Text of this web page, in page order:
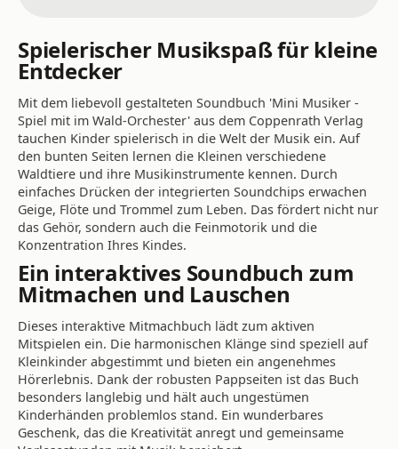
Spielerischer Musikspaß für kleine
Entdecker
Mit dem liebevoll gestalteten Soundbuch 'Mini Musiker -
Spiel mit im Wald-Orchester' aus dem Coppenrath Verlag
tauchen Kinder spielerisch in die Welt der Musik ein. Auf
den bunten Seiten lernen die Kleinen verschiedene
Waldtiere und ihre Musikinstrumente kennen. Durch
einfaches Drücken der integrierten Soundchips erwachen
Geige, Flöte und Trommel zum Leben. Das fördert nicht nur
das Gehör, sondern auch die Feinmotorik und die
Konzentration Ihres Kindes.
Ein interaktives Soundbuch zum
Mitmachen und Lauschen
Dieses interaktive Mitmachbuch lädt zum aktiven
Mitspielen ein. Die harmonischen Klänge sind speziell auf
Kleinkinder abgestimmt und bieten ein angenehmes
Hörerlebnis. Dank der robusten Pappseiten ist das Buch
besonders langlebig und hält auch ungestümen
Kinderhänden problemlos stand. Ein wunderbares
Geschenk, das die Kreativität anregt und gemeinsame